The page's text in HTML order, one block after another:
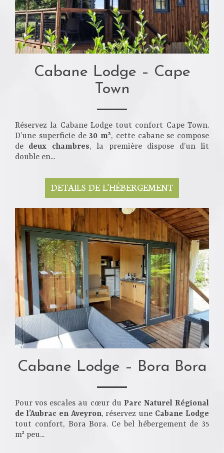
Cabane Lodge – Cape
Town
Réservez la Cabane Lodge tout confort Cape Town.
D’une superficie de30 m², cette cabane se compose
de deux chambres, la première dispose d’un lit
double en...
DETAILS DE L'HÉBERGEMENT
Cabane Lodge – Bora Bora
Pour vos escales au cœur du Parc Naturel Régional
de l’Aubrac en Aveyron, réservez une Cabane Lodge
tout confort, Bora Bora. Ce bel hébergement de 35
m² peu...